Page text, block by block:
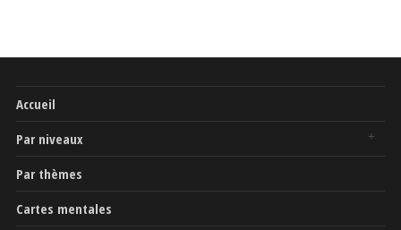
Accueil
Par niveaux
Par thèmes
Cartes mentales